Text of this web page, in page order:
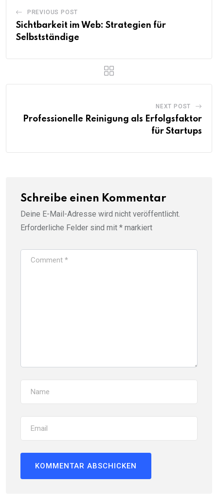
PREVIOUS POST
Sichtbarkeit im Web: Strategien für
Selbstständige
NEXT POST
Professionelle Reinigung als Erfolgsfaktor
für Startups
Schreibe einen Kommentar
Deine E-Mail-Adresse wird nicht veröffentlicht.
Erforderliche Felder sind mit * markiert